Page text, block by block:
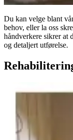
Du kan velge blant
behov, eller la oss
håndverkere sikrer at
og detaljert utførelse.